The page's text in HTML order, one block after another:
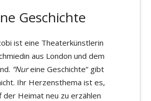
Geschichte
ist eine Theaterkünstlerin
aus London und dem
“Nureine Geschichte” gibt
Ihr Herzensthema ist es,
der Heimat neu zu erzählen